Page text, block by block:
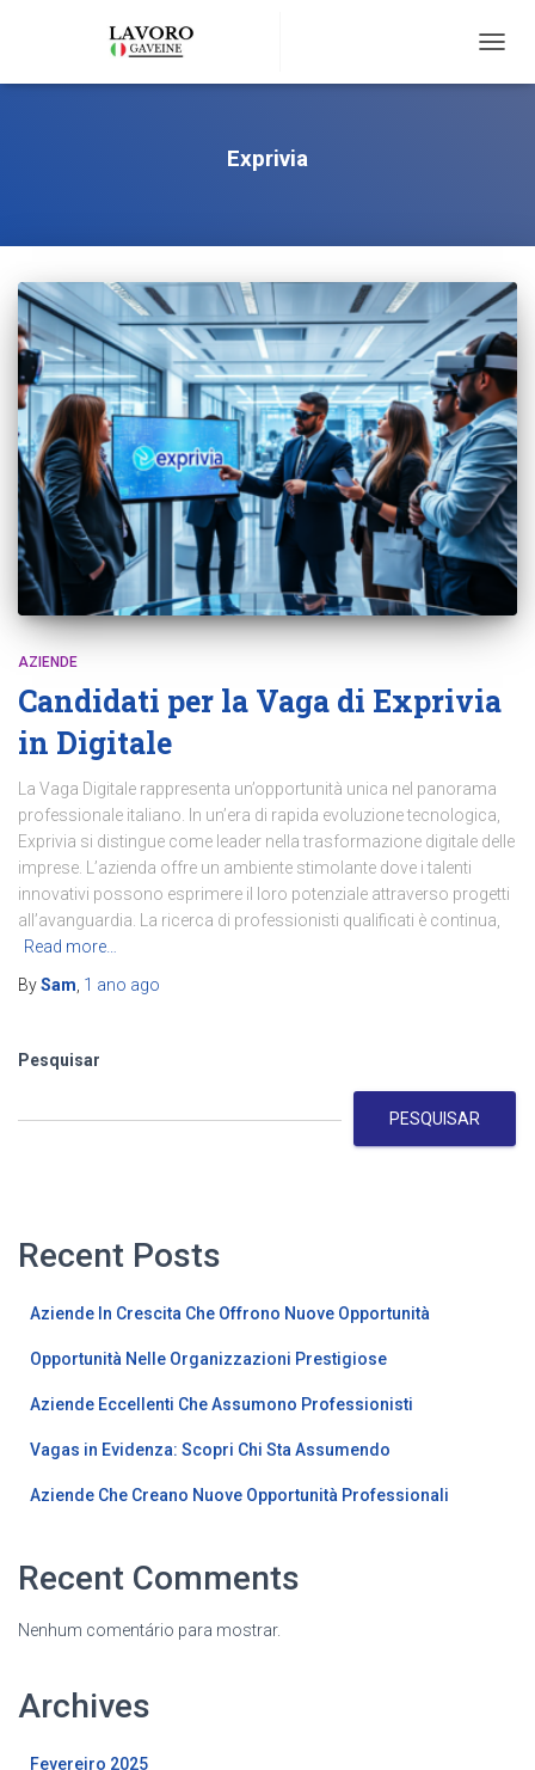
Exprivia
AZIENDE
Candidati per la Vaga di Exprivia
in Digitale
La Vaga Digitale rappresenta un’opportunità unica nel panorama
professionale italiano. In un’era di rapida evoluzione tecnologica,
Exprivia si distingue come leader nella trasformazione digitale delle
imprese. L’azienda offre un ambiente stimolante dove i talenti
innovativi possono esprimere il loro potenziale attraverso progetti
all’avanguardia. La ricerca di professionisti qualificati è continua,
Read more…
BySam 1 ano ago
Pesquisar
PESQUISAR
Recent Posts
Aziende In Crescita Che Offrono Nuove Opportunità
Opportunità Nelle Organizzazioni Prestigiose
Aziende Eccellenti Che Assumono Professionisti
Vagas in Evidenza: Scopri Chi Sta Assumendo
Aziende Che Creano Nuove Opportunità Professionali
Recent Comments
Nenhum comentário para mostrar.
Archives
Fevereiro 2025